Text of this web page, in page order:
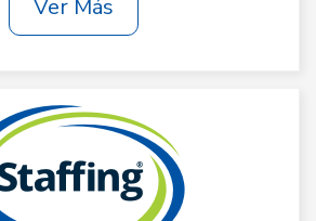
Ver Más